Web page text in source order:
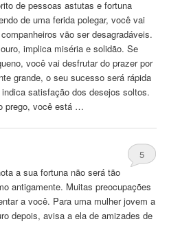
de pessoas astutas e fortuna
de umaferida polegar, você vai
vão ser desagradáveis.
implica miséria e solidão. Se
você vai desfrutar do prazer por
grande, o seu sucesso será rápida
satisfação dos desejos soltos.
prego, você está …
5
a sua fortuna não será tão
antigamente. Muitas preocupações
a você. Para uma mulher jovem a
depois, avisa a ela de amizades de